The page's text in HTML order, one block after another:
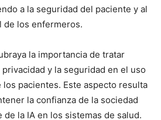
a la seguridad del paciente y al
los enfermeros.
la importancia de tratar
y la seguridad en el uso
pacientes. Este aspecto resulta
la confianza de la sociedad
la IA en los sistemas de salud.